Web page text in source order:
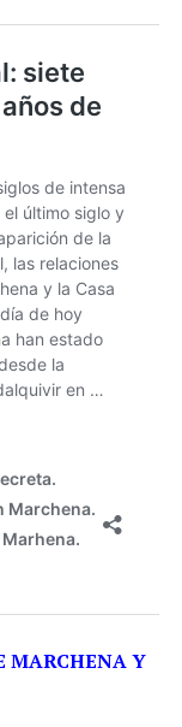
MARCHENA Y